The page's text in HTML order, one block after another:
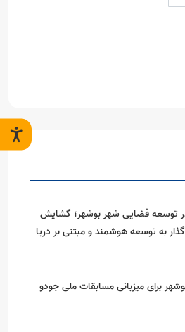
توسعه فضایی شهر بوشهر؛ گشایش
به توسعه هوشمند و مبتنی بر دریا
برای میزبانی مسابقات ملی جودو